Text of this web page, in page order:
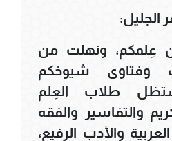
الجليل:
عِلمكم، ونهلت من
وفتاوى شيوخكم
طلاب العِلم
والتفاسير والفقه
والأدب الرفيع،